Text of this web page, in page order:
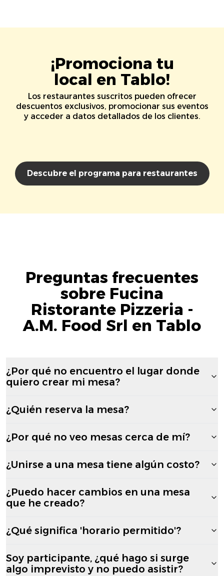
¡Promociona tu
local en Tablo!
Los restaurantes suscritos pueden ofrecer
descuentos exclusivos, promocionar sus eventos
y acceder a datos detallados de los clientes.
Descubre el programa para restaurantes
Preguntas frecuentes
sobre Fucina
Ristorante Pizzeria -
A.M. Food Srl en Tablo
¿Por qué no encuentro el lugar donde
quiero crear mi mesa?
¿Quién reserva la mesa?
¿Por qué no veo mesas cerca de mí?
¿Unirse a una mesa tiene algún costo?
¿Puedo hacer cambios en una mesa
que he creado?
¿Qué significa 'horario permitido'?
Soy participante, ¿qué hago si surge
algo imprevisto y no puedo asistir?